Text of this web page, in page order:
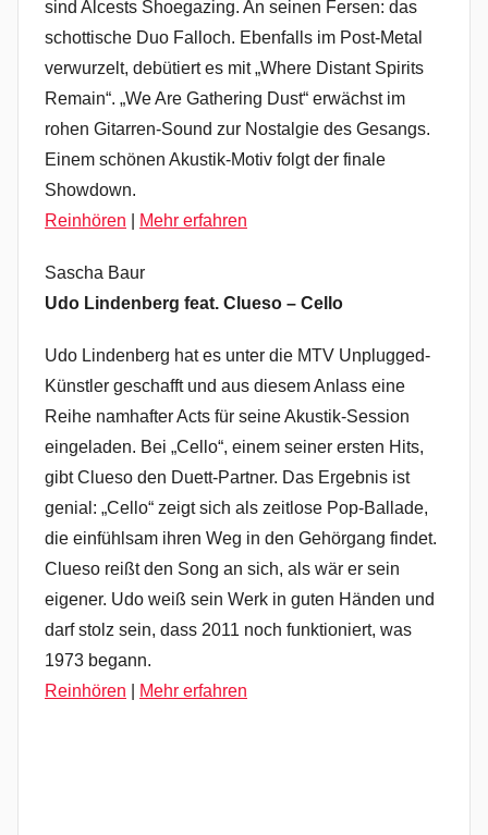
sind Alcests Shoegazing. An seinen Fersen: das
schottische Duo Falloch. Ebenfalls im Post-Metal
verwurzelt, debütiert es mit „Where Distant Spirits
Remain“. „We Are Gathering Dust“ erwächst im
rohen Gitarren-Sound zur Nostalgie des Gesangs.
Einem schönen Akustik-Motiv folgt der finale
Showdown.
Reinhören
Mehr erfahren
Sascha Baur
Udo Lindenberg feat. Clueso – Cello
Udo Lindenberg hat es unter die MTV Unplugged-
Künstler geschafft und aus diesem Anlass eine
Reihe namhafter Acts für seine Akustik-Session
eingeladen. Bei „Cello“, einem seiner ersten Hits,
gibt Clueso den Duett-Partner. Das Ergebnis ist
genial: „Cello“ zeigt sich als zeitlose Pop-Ballade,
die einfühlsam ihren Weg in den Gehörgang findet.
Clueso reißt den Song an sich, als wär er sein
eigener. Udo weiß sein Werk in guten Händen und
darf stolz sein, dass 2011 noch funktioniert, was
1973 begann.
Reinhören
Mehr erfahren